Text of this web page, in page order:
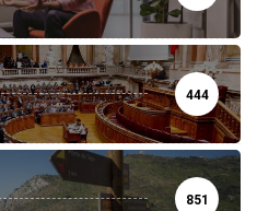
444
851